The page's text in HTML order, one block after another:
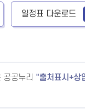
일정표 다운로드
공공누리 출처표시+상